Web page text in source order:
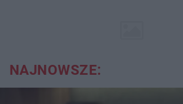
NAJNOWSZE: